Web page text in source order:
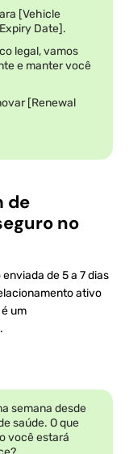
[Vehicle
Date].
legal, vamos
e manter você
[Renewal
de
no
de 5 a 7 dias
ativo
um
semana desde
saúde. O que
você estará